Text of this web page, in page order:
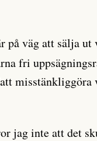
på väg att sälja ut
fri
misstänkliggöra
jag inte att det